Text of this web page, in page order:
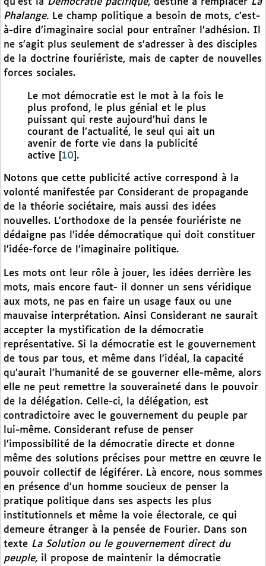
qu’est la Démocratie pacifique, destiné à remplacer La
Phalange. Le champ politique a besoin de mots, c’est-
à-dire d’imaginaire social pour entraîner l’adhésion. Il
ne s’agit plus seulement de s’adresser à des disciples
de la doctrine fouriériste, mais de capter de nouvelles
forces sociales.
Le mot démocratie est le mot à la fois le
plus profond, le plus génial et le plus
puissant qui reste aujourd’hui dans le
courant de l’actualité, le seul qui ait un
avenir de forte vie dans la publicité
active
10 .
Notons que cette publicité active correspond à la
volonté manifestée par Considerant de propagande
de la théorie sociétaire, mais aussi des idées
nouvelles. L’orthodoxe de la pensée fouriériste ne
dédaigne pas l’idée démocratique qui doit constituer
l’idée-force de l’imaginaire politique.
Les mots ont leur rôle à jouer, les idées derrière les
mots, mais encore faut- il donner un sens véridique
aux mots, ne pas en faire un usage faux ou une
mauvaise interprétation. Ainsi Considerant ne saurait
accepter la mystification de la démocratie
représentative. Si la démocratie est le gouvernement
de tous par tous, et même dans l’idéal, la capacité
qu’aurait l’humanité de se gouverner elle-même, alors
elle ne peut remettre la souveraineté dans le pouvoir
de la délégation. Celle-ci, la délégation, est
contradictoire avec le gouvernement du peuple par
lui-même. Considerant refuse de penser
l’impossibilité de la démocratie directe et donne
même des solutions précises pour mettre en œuvre le
pouvoir collectif de légiférer. Là encore, nous sommes
en présence d’un homme soucieux de penser la
pratique politique dans ses aspects les plus
institutionnels et même la voie électorale, ce qui
demeure étranger à la pensée de Fourier. Dans son
texte La Solution ou le gouvernement direct du
peuple, il propose de maintenir la démocratie